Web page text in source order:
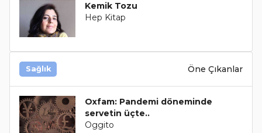
Kemik Tozu
Hep Kitap
Sağlık Öne Çıkanlar
Oxfam: Pandemi döneminde
servetin üçte..
Oggito